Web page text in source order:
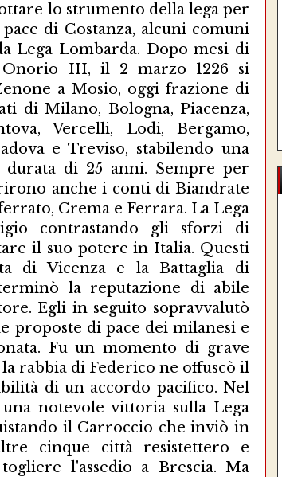
lo strumento della lega per
di Costanza, alcuni comuni
Lega Lombarda. Dopo mesi di
Onorio III, il 2 marzo 1226 si
a Mosio, oggi frazione di
di Milano, Bologna, Piacenza,
Vercelli, Lodi, Bergamo,
e Treviso, stabilendo una
di 25 anni. Sempre per
anche i conti di Biandrate
Crema e Ferrara. La Lega
contrastando gli sforzi di
il suo potere in Italia. Questi
di Vicenza e la Battaglia di
la reputazione di abile
Egli in seguito sopravvalutò
proposte di pace dei milanesi e
Fu un momento di grave
rabbia di Federico ne offuscò il
di un accordo pacifico. Nel
notevole vittoria sulla Lega
il Carroccio che inviò in
cinque città resistettero e
l'assedio a Brescia. Ma